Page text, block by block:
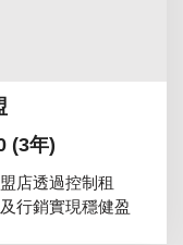
(3年)
店透過控制租
行銷實現穩健盈